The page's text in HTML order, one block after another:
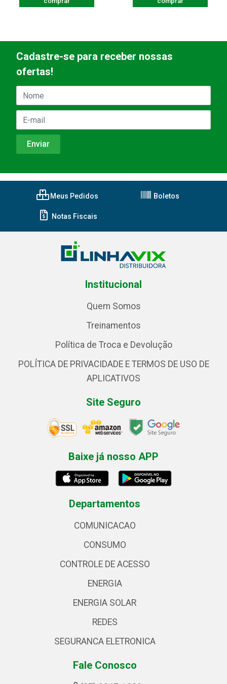
Cadastre-se para receber nossas
ofertas!
Meus Pedidos Boletos
Notas Fiscais
Institucional
Quem Somos
Treinamentos
Política de Troca e Devolução
POLÍTICA DE PRIVACIDADE E TERMOS DE USO DE
APLICATIVOS
Site Seguro
Baixe já nosso APP
Departamentos
COMUNICACAO
CONSUMO
CONTROLE DE ACESSO
ENERGIA
ENERGIA SOLAR
REDES
SEGURANCA ELETRONICA
Fale Conosco